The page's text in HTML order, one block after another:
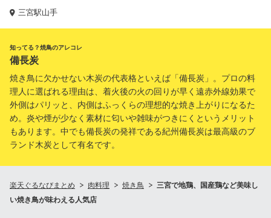
三宮駅山手
知ってる？焼鳥のアレコレ
備長炭
焼き鳥に欠かせない木炭の代表格といえば「備長炭」。プロの料
理人に選ばれる理由は、着火後の火の回りが早く遠赤外線効果で
外側はパリッと、内側はふっくらの理想的な焼き上がりになるた
め。炎や煙が少なく素材に匂いや雑味がつきにくというメリット
もあります。中でも備長炭の発祥である紀州備長炭は最高級のブ
ランド木炭として有名です。
楽天ぐるなびまとめ 肉料理 焼き鳥
三宮で地鶏、国産鶏など美味し
い焼き鳥が味わえる人気店